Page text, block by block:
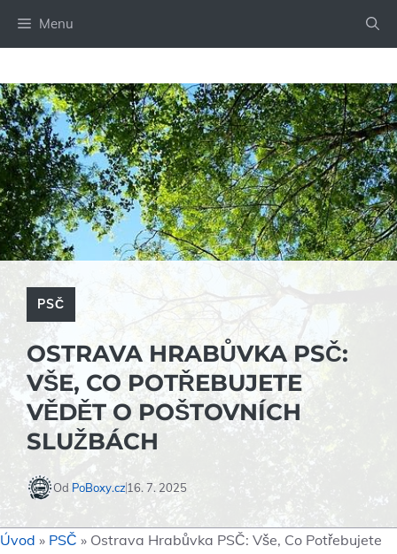
Menu
PSČ
OSTRAVA HRABŮVKA PSČ:
VŠE, CO POTŘEBUJETE
VĚDĚT O POŠTOVNÍCH
SLUŽBÁCH
Od PoBoxy.cz16. 7. 2025
Úvod » PSČ » Ostrava Hrabůvka PSČ: Vše, Co Potřebujete